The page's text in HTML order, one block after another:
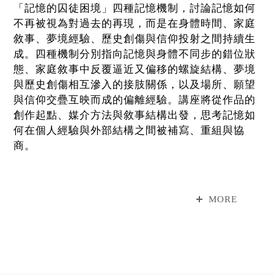
「記憶的囚徒困境」四種記憶機制，討論記憶如何
不再被視為對過去的再現，而是在身體時間、家庭
敘事、夢境經驗、歷史創傷與信仰投射之間持續生
成。四種機制分別指向記憶與身體不同步的錯位狀
態、家庭敘事中反覆逼近又偏移的螺旋結構、夢境
與歷史創傷相互滲入的接肢關係，以及場所、願望
與信仰交疊互映而成的偏離經驗。講座將從作品的
創作起點、媒介方法與敘事結構出發，思考記憶如
何在個人經驗與外部結構之間被補寫、重組與協
商。
1.講座免費參加，如欲參觀當期展覽「Young
MORE